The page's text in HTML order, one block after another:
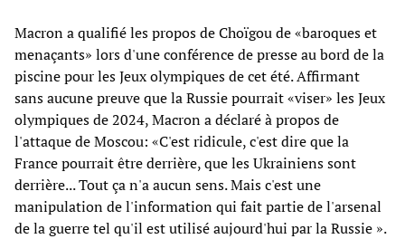
Macron a qualifié les propos de Choïgou de «baroques et
menaçants» lors d'une conférence de presse au bord de la
piscine pour les Jeux olympiques de cet été. Affirmant
sans aucune preuve que la Russie pourrait «viser» les Jeux
olympiques de 2024, Macron a déclaré à propos de
l'attaque de Moscou: «C'est ridicule, c'est dire que la
France pourrait être derrière, que les Ukrainiens sont
derrière... Tout ça n'a aucun sens. Mais c'est une
manipulation de l'information qui fait partie de l'arsenal
de la guerre tel qu'il est utilisé aujourd'hui par la Russie ».